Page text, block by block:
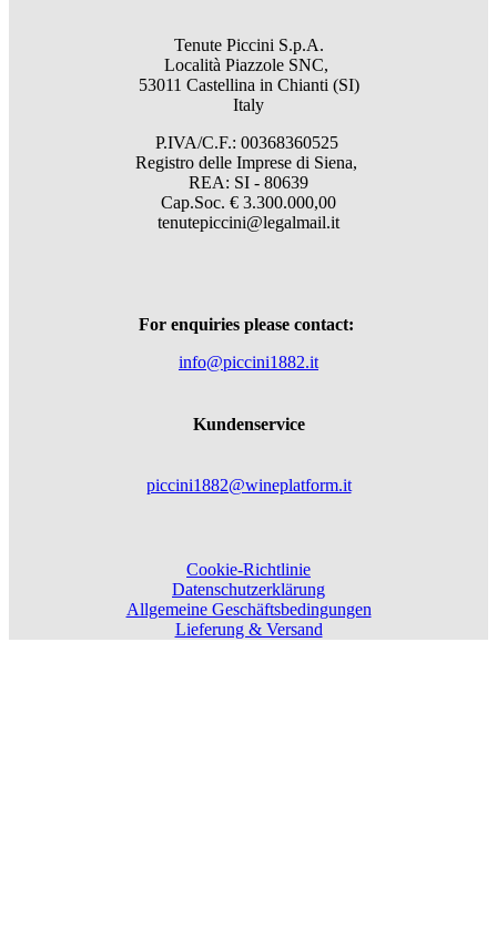
Tenute Piccini S.p.A.
Località Piazzole SNC,
53011 Castellina in Chianti (SI)
Italy
P.IVA/C.F.: 00368360525
Registro delle Imprese di Siena,
REA: SI - 80639
Cap.Soc. € 3.300.000,00
tenutepiccini@legalmail.it
For enquiries please contact:
info@piccini1882.it
Kundenservice
piccini1882@wineplatform.it
Cookie-Richtlinie
Datenschutzerklärung
Allgemeine Geschäftsbedingungen
Lieferung & Versand